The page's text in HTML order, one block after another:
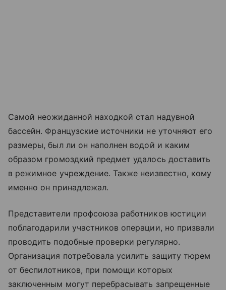
Самой неожиданной находкой стал надувной
бассейн. Французские источники не уточняют его
размеры, был ли он наполнен водой и каким
образом громоздкий предмет удалось доставить
в режимное учреждение. Также неизвестно, кому
именно он принадлежал.
Представители профсоюза работников юстиции
поблагодарили участников операции, но призвали
проводить подобные проверки регулярно.
Организация потребовала усилить защиту тюрем
от беспилотников, при помощи которых
заключенным могут перебрасывать запрещенные